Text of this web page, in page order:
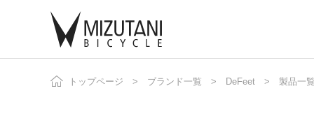
自ニ
トップページ ブランド一覧 DeFeet 製品一覧